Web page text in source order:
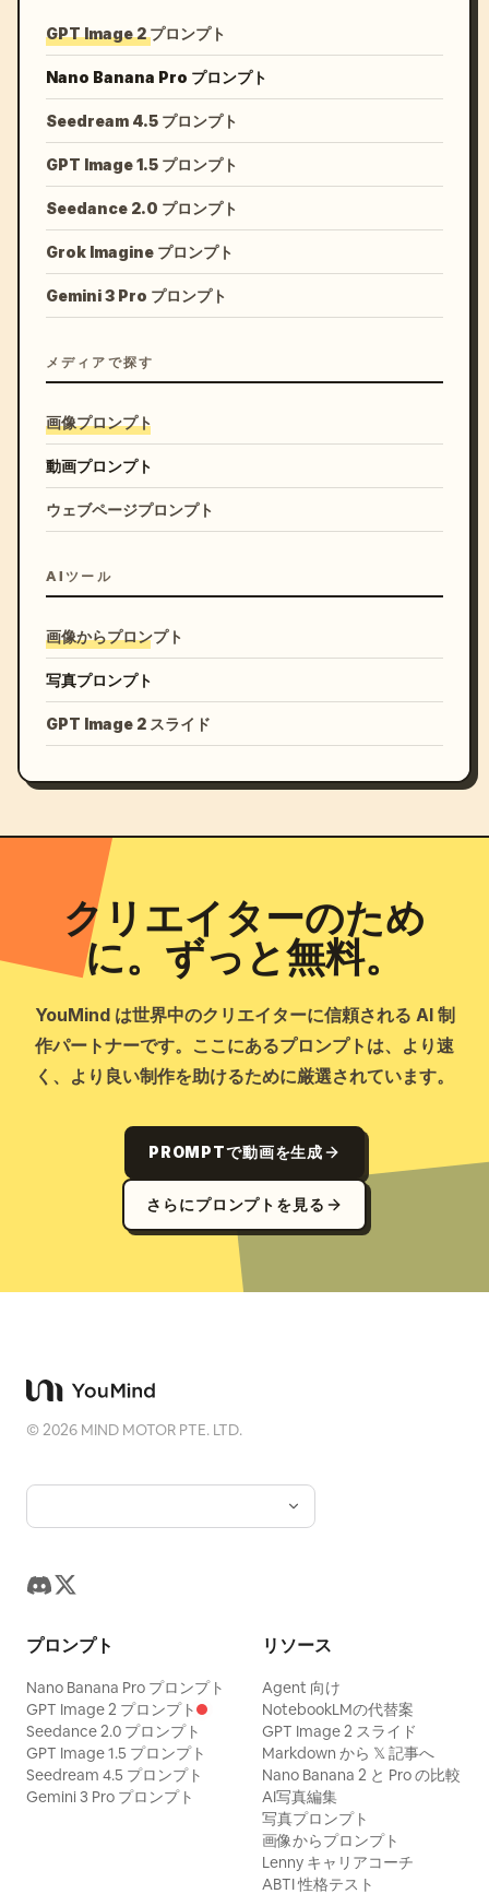
GPT Image 2 プロンプト
Nano Banana Pro プロンプト
Seedream 4.5 プロンプト
GPT Image 1.5 プロンプト
Seedance 2.0 プロンプト
Grok Imagine プロンプト
Gemini 3 Pro プロンプト
メディアで探す
画像プロンプト
動画プロンプト
ウェブページプロンプト
AIツール
画像からプロンプト
写真プロンプト
GPT Image 2 スライド
クリエイターのため
に。ずっと無料。
YouMind は世界中のクリエイターに信頼される AI 制
作パートナーです。ここにあるプロンプトは、より速
く、より良い制作を助けるために厳選されています。
PROMPTで動画を生成
さらにプロンプトを見る
©2026 MIND MOTOR PTE. LTD.
プロンプト
Nano Banana Pro プロンプト
GPT Image 2 プロンプト
Seedance 2.0 プロンプト
GPT Image 1.5 プロンプト
Seedream 4.5 プロンプト
Gemini 3 Pro プロンプト
リソース
Agent 向け
NotebookLMの代替案
GPT Image 2 スライド
Markdown から 𝕏 記事へ
Nano Banana 2 と Pro の比較
AI写真編集
写真プロンプト
画像からプロンプト
Lenny キャリアコーチ
ABTI 性格テスト